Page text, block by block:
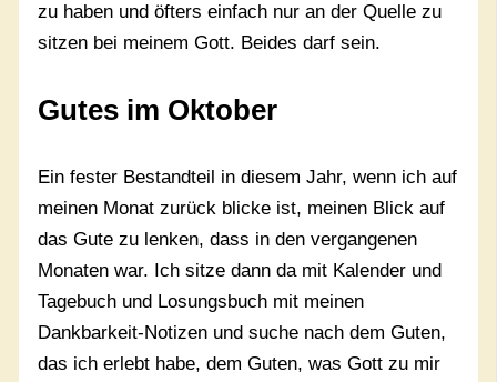
zu haben und öfters einfach nur an der Quelle zu
sitzen bei meinem Gott. Beides darf sein.
Gutes im Oktober
Ein fester Bestandteil in diesem Jahr, wenn ich auf
meinen Monat zurück blicke ist, meinen Blick auf
das Gute zu lenken, dass in den vergangenen
Monaten war. Ich sitze dann da mit Kalender und
Tagebuch und Losungsbuch mit meinen
Dankbarkeit-Notizen und suche nach dem Guten,
das ich erlebt habe, dem Guten, was Gott zu mir